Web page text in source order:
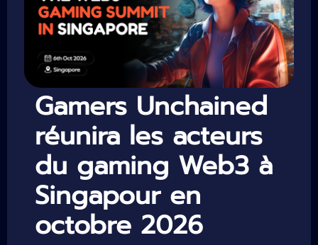
Gamers Unchained
réunira les acteurs
du gaming Web3 à
Singapour en
octobre 2026